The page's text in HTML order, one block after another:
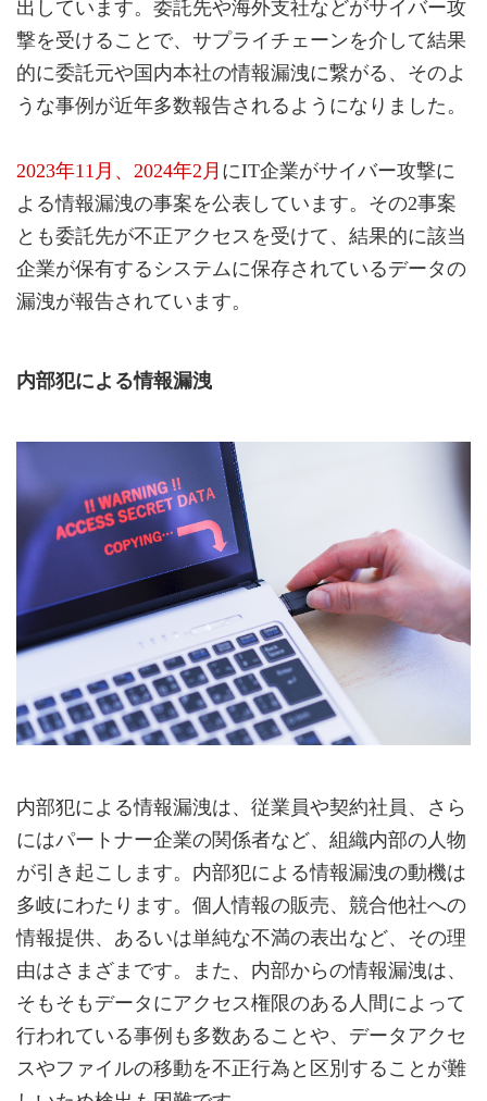
出しています。委託先や海外支社などがサイバー攻
撃を受けることで、サプライチェーンを介して結果
的に委託元や国内本社の情報漏洩に繋がる、そのよ
うな事例が近年多数報告されるようになりました。
2023年11月、2024年2月 にIT企業がサイバー攻撃に
よる情報漏洩の事案を公表しています。その2事案
とも委託先が不正アクセスを受けて、結果的に該当
企業が保有するシステムに保存されているデータの
漏洩が報告されています。
内部犯による情報漏洩
内部犯による情報漏洩は、従業員や契約社員、さら
にはパートナー企業の関係者など、組織内部の人物
が引き起こします。内部犯による情報漏洩の動機は
多岐にわたります。個人情報の販売、競合他社への
情報提供、あるいは単純な不満の表出など、その理
由はさまざまです。また、内部からの情報漏洩は、
そもそもデータにアクセス権限のある人間によって
行われている事例も多数あることや、データアクセ
スやファイルの移動を不正行為と区別することが難